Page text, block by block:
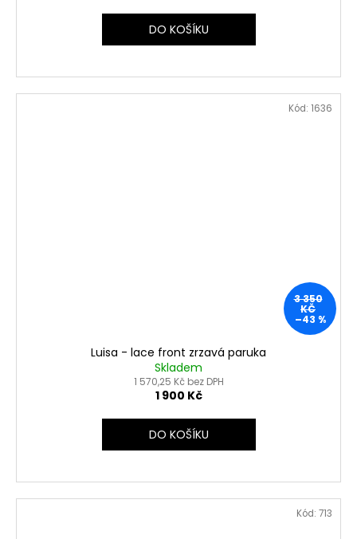
DO KOŠÍKU
3 350
KČ
–43 %
Luisa - lace front zrzavá paruka
Skladem
1 570,25 Kč bez DPH
1 900 Kč
DO KOŠÍKU
Kód: 1636
Kód: 713